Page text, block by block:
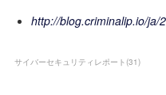
http://blog.criminalip.io/ja/
サイバーセキュリティレポート (31)